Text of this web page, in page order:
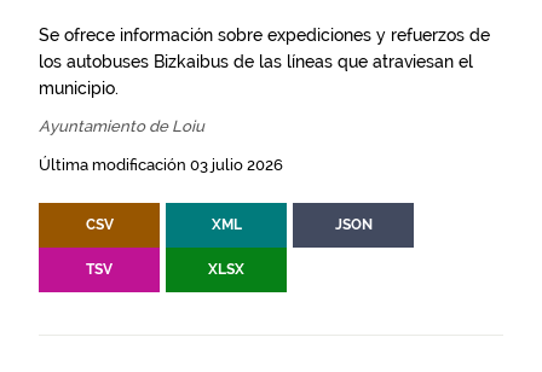
Se ofrece información sobre expediciones y refuerzos de
los autobuses Bizkaibus de las líneas que atraviesan el
municipio.
Ayuntamiento de Loiu
Última modificación 03 julio 2026
CSV XML JSON
TSV XLSX